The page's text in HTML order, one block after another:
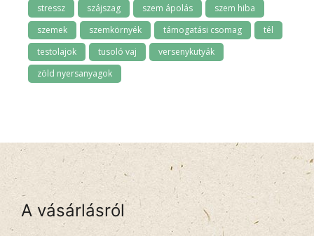
stressz
szájszag szem ápolás
szem hiba
szemek
szemkörnyék támogatási csomag
tél
testolajok
tusoló vaj
versenykutyák
zöld nyersanyagok
A vásárlásról